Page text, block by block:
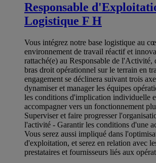
Responsable
Logistique F H
Vous intégrez notre base logistique au
environnement de travail réactif et
rattaché(e) au Responsable de l'Activité,
bras droit opérationnel sur le terrain en
engagement se déclinera suivant trois
dynamiser et manager les équipes
les conditions d'implication individuelle
accompagner vers un fonctionnement
Superviser et faire progresser
l'activité - Garantir les conditions d'une
Vous serez aussi impliqué dans
d'exploitation, et serez en relation avec
prestataires et fournisseurs liés aux